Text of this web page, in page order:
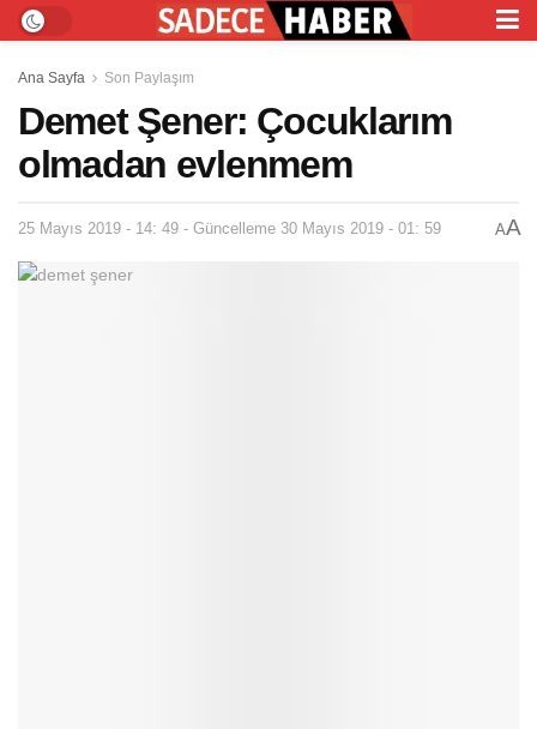
Ana Sayfa Son Paylaşım
Demet Şener: Çocuklarım
olmadan evlenmem
25 Mayıs 2019 - 14: 49 - Güncelleme 30 Mayıs 2019 - 01: 59 AA